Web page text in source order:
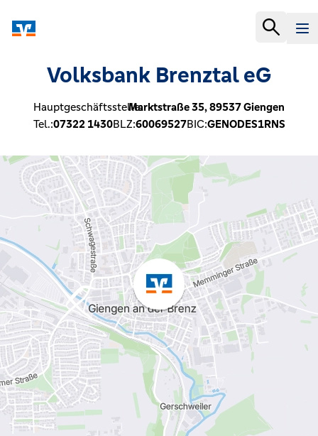
Volksbank Brenztal eG
Hauptgeschäftsstelle:Marktstraße 35,89537Giengen
Tel.:07322 1430BLZ:60069527BIC:GENODES1RNS